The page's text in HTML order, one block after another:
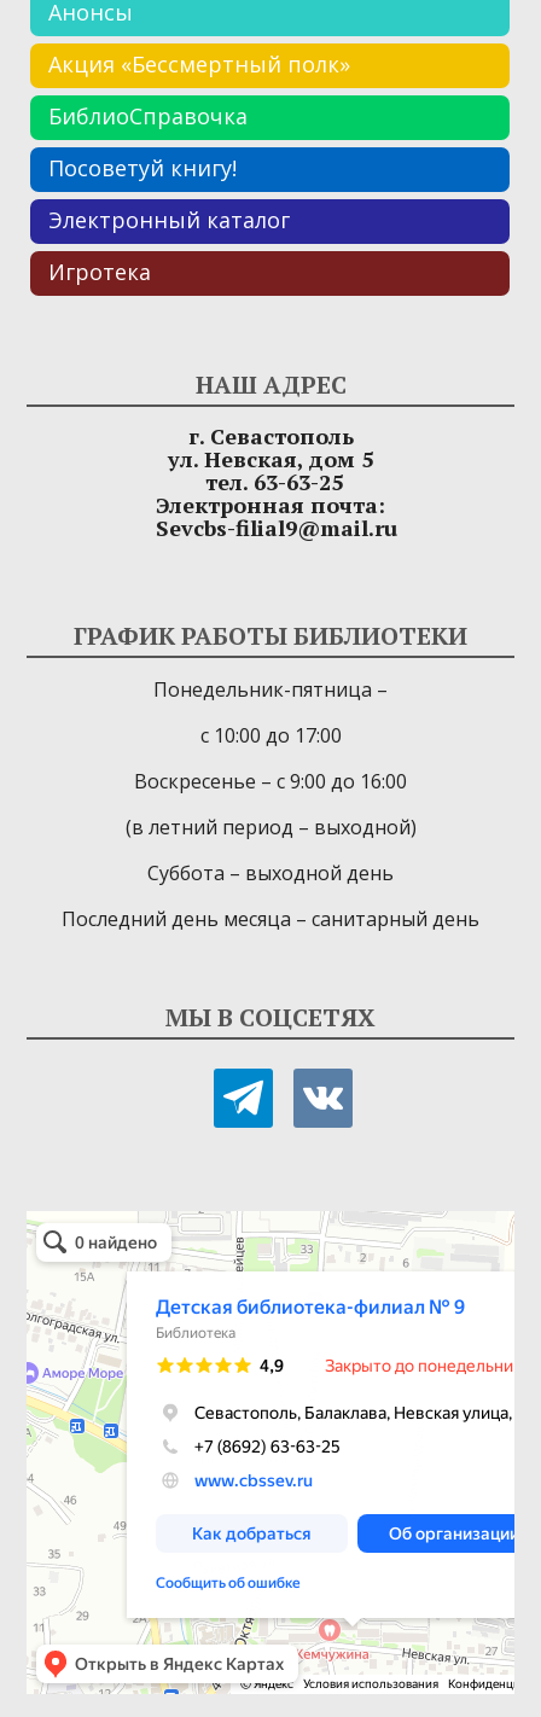
Анонсы
Акция «Бессмертный полк»
БиблиоСправочка
Посоветуй книгу!
Электронный каталог
Игротека
НАШ АДРЕС
г. Севастополь
ул. Невская, дом 5
тел. 63-63-25
Электронная почта:
Sevcbs-filial9@mail.ru
ГРАФИК РАБОТЫ БИБЛИОТЕКИ
Понедельник-пятница –
с 10:00 до 17:00
Воскресенье – с 9:00 до 16:00
(в летний период – выходной)
Суббота – выходной день
Последний день месяца – санитарный день
МЫ В СОЦСЕТЯХ
telegramvkontakte
Детская библиотека-филиал № 9
Библиотека в Севастополе